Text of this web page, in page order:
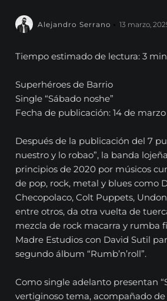
Alejandro Serrano 13 marzo,
Tiempo estimado de lectura: 3
Superhéroes de Barrio
Single “Sábado noshe”
Fecha de publicación: 14 de marzo
Después de la publicación del 7
nuestro y lo robao”, la banda
principios de 2020 por músicos
de pop, rock, metal y blues como
Checopolaco, Colt Puppets,
entre otros, da otra vuelta de
mezcla de rock macarra y rumba
Madre Estudios con David Sutil
segundo álbum “Rumb’n’roll”.
Como single adelanto presentan
vertiginoso tema, acompañado